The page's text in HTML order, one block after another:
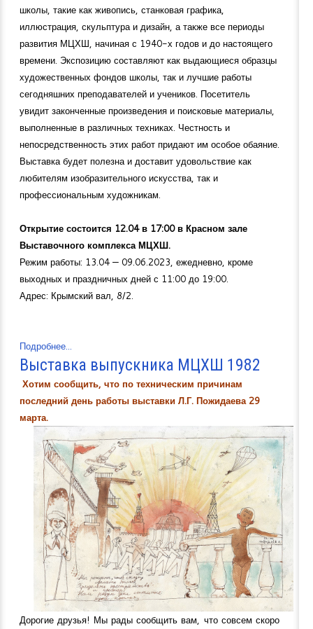
школы, такие как живопись, станковая графика,
иллюстрация, скульптура и дизайн, а также все периоды
развития МЦХШ, начиная с 1940-х годов и до настоящего
времени. Экспозицию составляют как выдающиеся образцы
художественных фондов школы, так и лучшие работы
сегодняшних преподавателей и учеников. Посетитель
увидит законченные произведения и поисковые материалы,
выполненные в различных техниках. Честность и
непосредственность этих работ придают им особое обаяние.
Выставка будет полезна и доставит удовольствие как
любителям изобразительного искусства, так и
профессиональным художникам.
Открытие состоится 12.04 в 17:00 в Красном зале
Выставочного комплекса МЦХШ.
Режим работы: 13.04 — 09.06.2023, ежедневно, кроме
выходных и праздничных дней с 11:00 до 19:00.
Адрес: Крымский вал, 8/2.
Подробнее...
Выставка выпускника МЦХШ 1982
Хотим сообщить, что по техническим причинам
последний день работы выставки Л.Г. Пожидаева 29
марта.
Дорогие друзья! Мы рады сообщить вам, что совсем скоро